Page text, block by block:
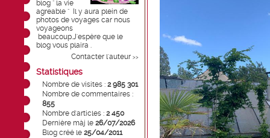
blog " la vie
agreable " Il y aura plein de
photos de voyages car nous
voyageons
beaucoup.J'espère que le
blog vous plaira .
Contacter l'auteur >>
Statistiques
Nombre de visites : 2 985 301
Nombre de commentaires :
855
Nombre d'articles : 2 450
Dernière màj le 26/07/2026
Blog créé le 25/04/2011